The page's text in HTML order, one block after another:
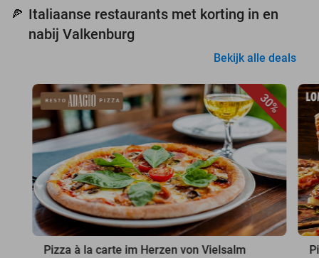
🍕 Italiaanse restaurants met korting in en
nabij Valkenburg
Bekijk alle deals
30%
Pizza à la carte im Herzen von Vielsalm